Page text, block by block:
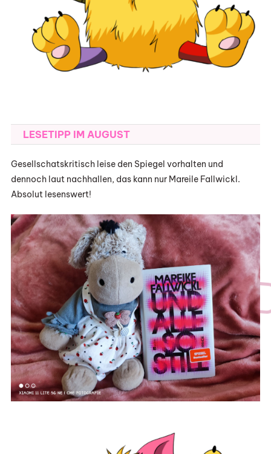
LESETIPP IM AUGUST
Gesellschatskritisch leise den Spiegel vorhalten und
dennoch laut nachhallen, das kann nur Mareile Fallwickl.
Absolut lesenswert!